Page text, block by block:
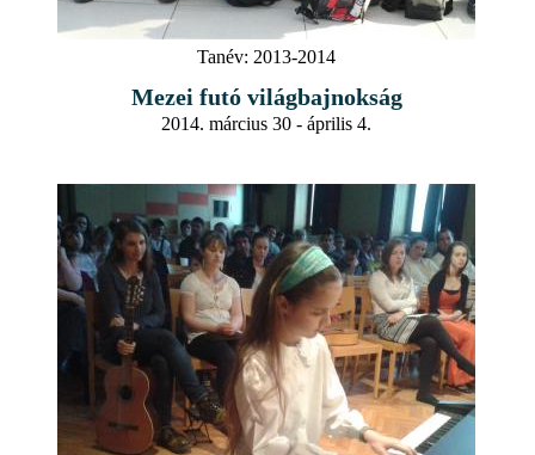
Tanév: 2013-2014
Mezei futó világbajnokság
2014. március 30 - április 4.